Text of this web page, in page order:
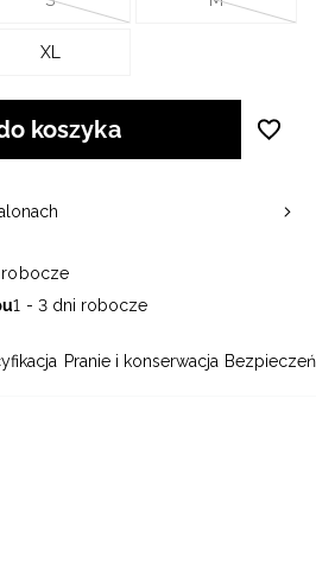
Pranie i konserwacja
XL
koszyka
1 - 3 dni robocze